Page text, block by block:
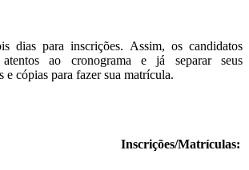
dias para inscrições. Assim, os candidatos
ao cronograma e já separar seus
e cópias para fazer sua matrícula.
Inscrições/Matrículas: